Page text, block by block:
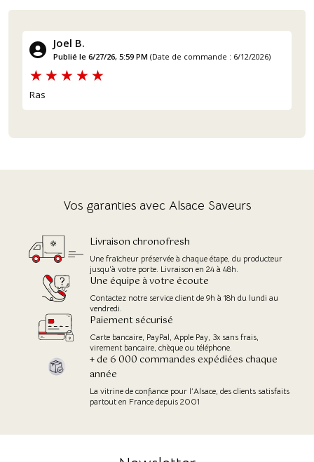
(1 avis)
Joel B.
Publié le 6/27/26, 5:59 PM (Date de commande : 6/12/2026)
Ras
Vos garanties avec Alsace Saveurs
Livraison chronofresh
Une fraîcheur préservée à chaque étape, du producteur
jusqu'à votre porte. Livraison en 24 à 48h.
Une équipe à votre écoute
Contactez notre service client de 9h à 18h du lundi au
vendredi.
Paiement sécurisé
Carte bancaire, PayPal, Apple Pay, 3x sans frais,
virement bancaire, chèque ou téléphone.
+ de 6 000 commandes expédiées chaque
année
La vitrine de confiance pour l’Alsace, des clients satisfaits
partout en France depuis 2001